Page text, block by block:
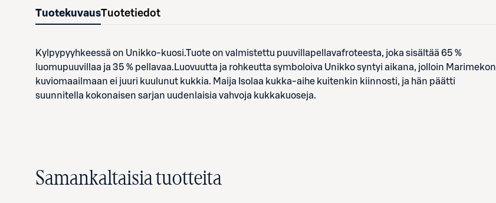
TuotekuvausTuotetiedot
Kylpypyyhkeessä on Unikko-kuosi.Tuote on valmistettu puuvillapellavafroteesta, joka sisältää 65 %
luomupuuvillaa ja 35 % pellavaa.Luovuutta ja rohkeutta symboloiva Unikko syntyi aikana, jolloin Marimekon
kuviomaailmaan ei juuri kuulunut kukkia. Maija Isolaa kukka-aihe kuitenkin kiinnosti, ja hän päätti
suunnitella kokonaisen sarjan uudenlaisia vahvoja kukkakuoseja.
Samankaltaisia tuotteita